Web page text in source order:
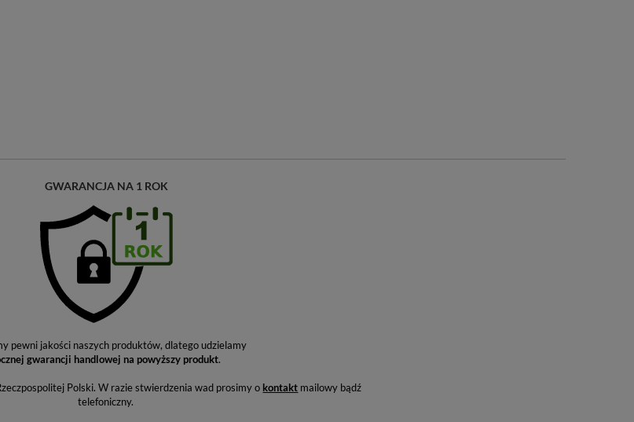
GWARANCJA NA 1 ROK
pewni jakości naszych produktów, dlatego udzielamy
gwarancji handlowej na powyższy produkt.
Polski. W razie stwierdzenia wad prosimy o kontakt mailowy bądź
telefoniczny.